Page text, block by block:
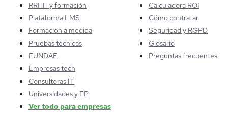
RRHH y formación
Plataforma LMS
Formación a medida
Pruebas técnicas
FUNDAE
Empresas tech
Consultoras IT
Universidades y FP
Ver todo para empresas
Calculadora ROI
Cómo contratar
Seguridad y RGPD
Glosario
Preguntas frecuentes